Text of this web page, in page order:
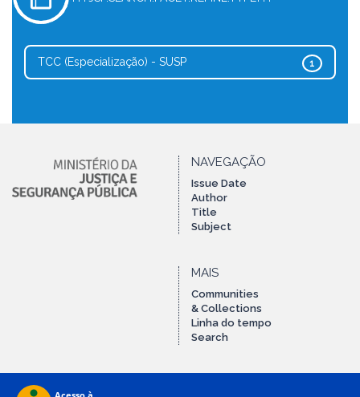
1
TCC (Especialização) - SUSP
NAVEGAÇÃO
Issue Date
Author
Title
Subject
MAIS
Communities
& Collections
Linha do tempo
Search